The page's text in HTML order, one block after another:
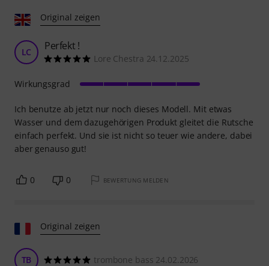
Original zeigen
LC Perfekt !
Lore Chestra 24.12.2025
Ich benutze ab jetzt nur noch dieses Modell. Mit etwas
Wasser und dem dazugehörigen Produkt gleitet die Rutsche
einfach perfekt. Und sie ist nicht so teuer wie andere, dabei
aber genauso gut!
Wirkungsgrad
0 0 BEWERTUNG MELDEN
Original zeigen
TB trombone bass 24.02.2026